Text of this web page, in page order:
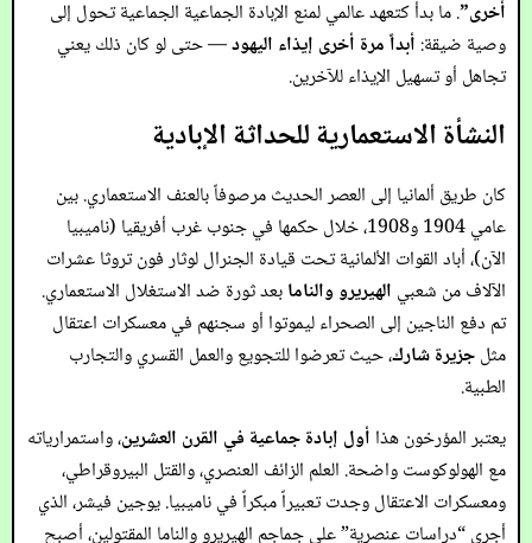
أخرى”. ما بدأ كتعهد عالمي لمنع الإبادة الجماعية الجماعية تحول إلى
وصية ضيقة: أبداً مرة أخرى إيذاء اليهود— حتى لو كان ذلك يعني
تجاهل أو تسهيل الإيذاء للآخرين.
النشأة الاستعمارية للحداثة الإبادية
كان طريق ألمانيا إلى العصر الحديث مرصوفاً بالعنف الاستعماري. بين
عامي 1904 و1908، خلال حكمها في جنوب غرب أفريقيا (ناميبيا
الآن)، أباد القوات الألمانية تحت قيادة الجنرال لوثار فون تروثا عشرات
الآلاف من شعبي الهيريرو والنامابعد ثورة ضد الاستغلال الاستعماري.
تم دفع الناجين إلى الصحراء ليموتوا أو سجنهم في معسكرات اعتقال
مثلجزيرة شارك، حيث تعرضوا للتجويع والعمل القسري والتجارب
الطبية.
يعتبر المؤرخون هذا أول إبادة جماعية في القرن العشرين، واستمرارياته
مع الهولوكوست واضحة. العلم الزائف العنصري، والقتل البيروقراطي،
ومعسكرات الاعتقال وجدت تعبيراً مبكراً في ناميبيا. يوجين فيشر، الذي
أجرى “دراسات عنصرية” على جماجم الهيريرو والناما المقتولين، أصبح